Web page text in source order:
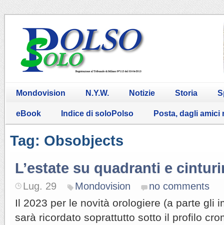
Mondovision N.Y.W. Notizie Storia
eBook Indice di soloPolso Posta, dagli amici
Tag: Obsobjects
L’estate su quadranti e
Lug. 29 Mondovision no comments
Il 2023 per le novità orologiere (a parte gli
sarà ricordato soprattutto sotto il profilo